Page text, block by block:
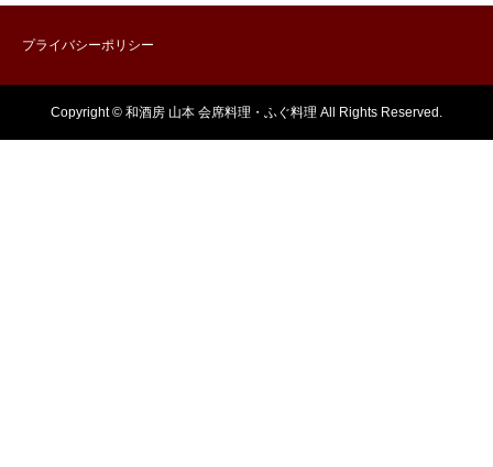
プライバシーポリシー
Copyright © 和酒房 山本 会席料理・ふぐ料理 All Rights Reserved.